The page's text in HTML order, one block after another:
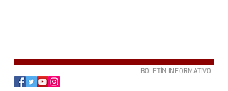
BOLETÍN INFORMATIVO